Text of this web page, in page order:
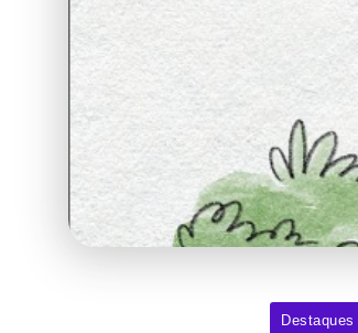
Destaques